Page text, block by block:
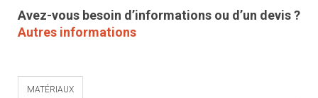
Avez-vous besoin d’informations ou d’un devis ?
Autres informations
MATÉRIAUX